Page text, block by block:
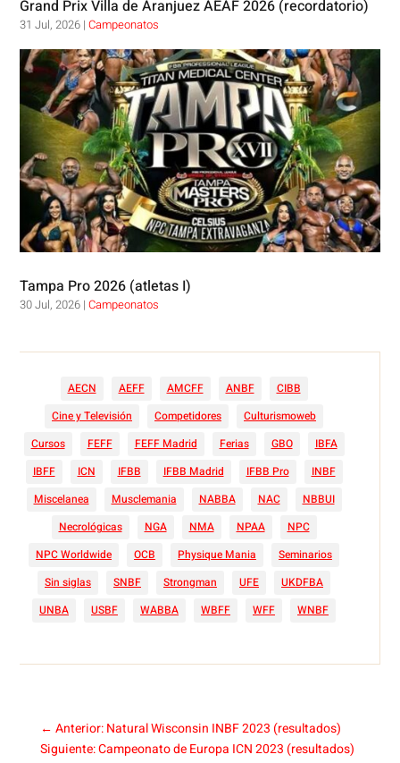
Grand Prix Villa de Aranjuez AEAF 2026 (recordatorio)
31 Jul, 2026 |Campeonatos
Tampa Pro 2026 (atletas I)
30 Jul, 2026 |Campeonatos
AECN AEFF AMCFF ANBF
CIBB
Cine y Televisión
Competidores
Culturismoweb
Cursos
FEFF FEFF Madrid Ferias GBO
IBFA
IBFF
ICN IFBB IFBB Madrid IFBB Pro
INBF
Miscelanea
Musclemania NABBA NAC
NBBUI
Necrológicas
NGA NMA NPAA
NPC
NPC Worldwide
OCB Physique Mania
Seminarios
Sin siglas
SNBF Strongman UFE
UKDFBA
UNBA
USBF WABBA WBFF WFF WNBF
← Anterior: Natural Wisconsin INBF 2023 (resultados)
Siguiente: Campeonato de Europa ICN 2023 (resultados)